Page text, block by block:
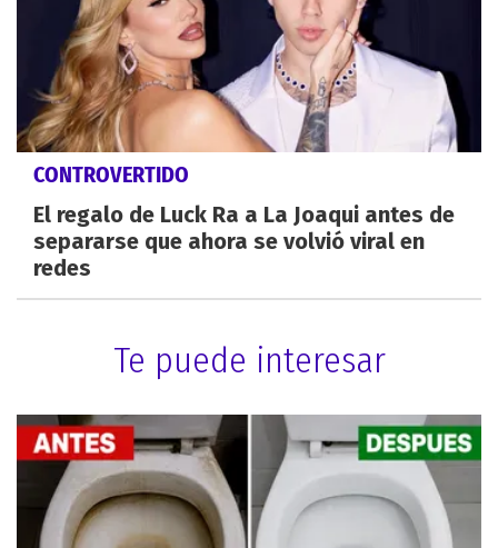
CONTROVERTIDO
El regalo de Luck Ra a La Joaqui antes de
separarse que ahora se volvió viral en
redes
Te puede interesar